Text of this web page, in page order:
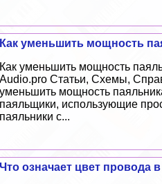
Как уменьшить мощность
Как уменьшить мощность
Audio.pro Статьи, Схемы,
уменьшить мощность
паяльщики, использующие
паяльники с...
Что означает цвет провода